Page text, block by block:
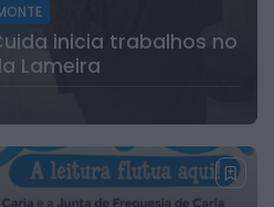
inicia trabalhos no
Lameira